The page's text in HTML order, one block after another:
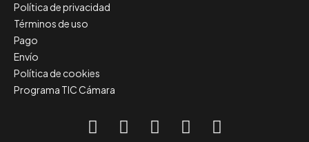
Política de privacidad
Términos de uso
Pago
Envío
Política de cookies
Programa TIC Cámara